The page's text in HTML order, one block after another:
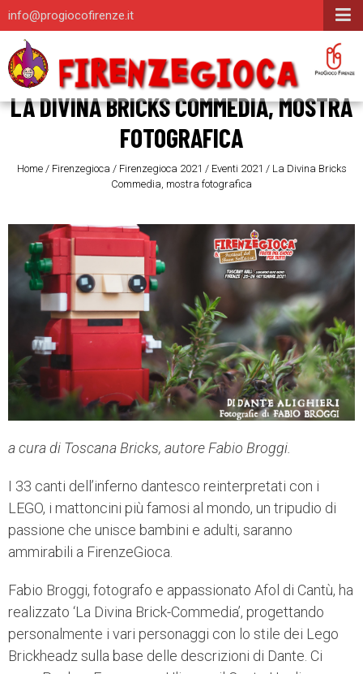
info@progiocofirenze.it
LA DIVINA BRICKS COMMEDIA, MOSTRA
FOTOGRAFICA
Home/ Firenzegioca / Firenzegioca 2021 / Eventi 2021 / La Divina Bricks
Commedia, mostra fotografica
a cura di Toscana Bricks, autore Fabio Broggi.
I 33 canti dell’inferno dantesco reinterpretati con i
LEGO, i mattoncini più famosi al mondo, un tripudio di
passione che unisce bambini e adulti, saranno
ammirabili a FirenzeGioca.
Fabio Broggi, fotografo e appassionato Afol di Cantù, ha
realizzato ‘La Divina Brick-Commedia’, progettando
personalmente i vari personaggi con lo stile dei Lego
Brickheadz sulla base delle descrizioni di Dante. Ci